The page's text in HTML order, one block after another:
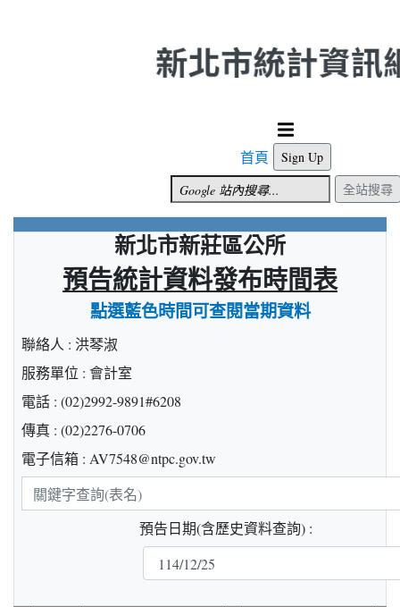
首頁
Sign Up
全站搜尋
新北市新莊區公所
預告統計資料發布時間表
點選藍色時間可查閱當期資料
聯絡人 : 洪琴淑
服務單位 : 會計室
電話 : (02)2992-9891#6208
傳真 : (02)2276-0706
電子信箱 : AV7548@ntpc.gov.tw
關
鍵
預告日期(含歷史資料查詢) :